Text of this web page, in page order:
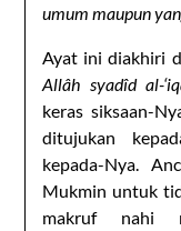
umum maupun
Ayat ini diakhiri
Allâh syadîd al-
keras siksaan-
ditujukan
kepada-Nya.
Mukmin untuk
makruf nahi